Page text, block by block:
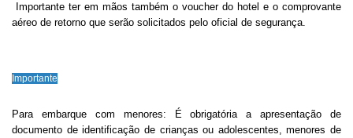
Importante ter em mãos também o voucher do hotel e o comprovante
aéreo de retorno que serão solicitados pelo oficial de segurança.
Importante
Para embarque com menores: É obrigatória a apresentação de
documento de identificação de crianças ou adolescentes, menores de